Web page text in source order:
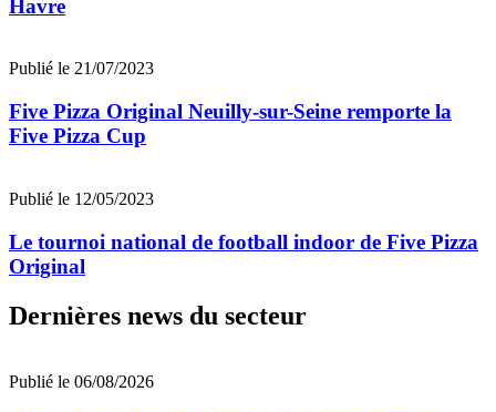
Havre
Publié le 21/07/2023
Five Pizza Original Neuilly-sur-Seine remporte la
Five Pizza Cup
Publié le 12/05/2023
Le tournoi national de football indoor de Five Pizza
Original
Dernières news du secteur
Publié le 06/08/2026